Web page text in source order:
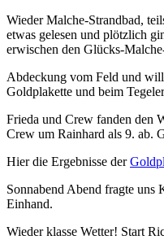
Wieder Malche-Strandbad,
etwas gelesen und plötzlich
erwischen den Glücks-
Abdeckung vom Feld und
Goldplakette und beim
Frieda und Crew fanden den
Crew um Rainhard als 9. ab.
Hier die Ergebnisse der
Sonnabend Abend fragte uns
Einhand.
Wieder klasse Wetter! Start